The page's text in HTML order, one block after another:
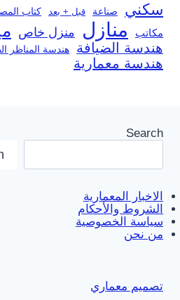
سكني صناعة قبل + بعد كتاب
مكاتب منازل منزل خاص
هندسة الضيافة هندسة المناظر
هندسة معمارية
Search
الاخبار المعمارية
الشروط والأحكام
سياسة الخصوصية
من نحن
تصميم معماري